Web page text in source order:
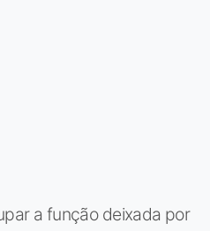
a função deixada por